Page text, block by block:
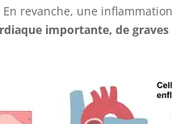
revanche, une
importante, de